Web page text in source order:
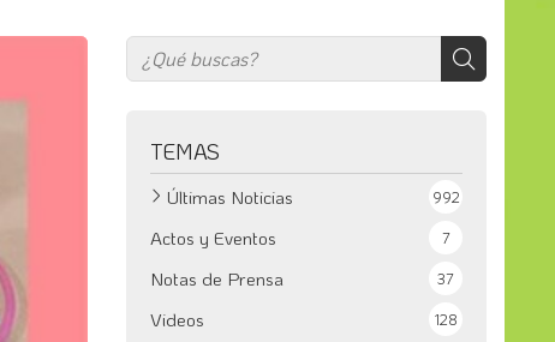
TEMAS
Últimas Noticias 992
Actos y Eventos 7
Notas de Prensa 37
Videos 128